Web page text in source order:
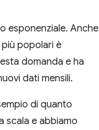
esponenziale. Anche
popolari è
domanda e ha
dati mensili.
di quanto
scala e abbiamo